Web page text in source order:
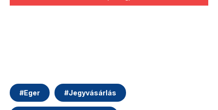
#Eger #Jegyvásárlás